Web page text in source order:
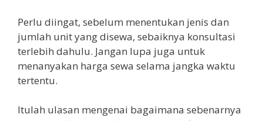
Perlu diingat, sebelum menentukan jenis dan
jumlah unit yang disewa, sebaiknya konsultasi
terlebih dahulu. Jangan lupa juga untuk
menanyakan harga sewa selama jangka waktu
tertentu.
Itulah ulasan mengenai bagaimana sebenarnya